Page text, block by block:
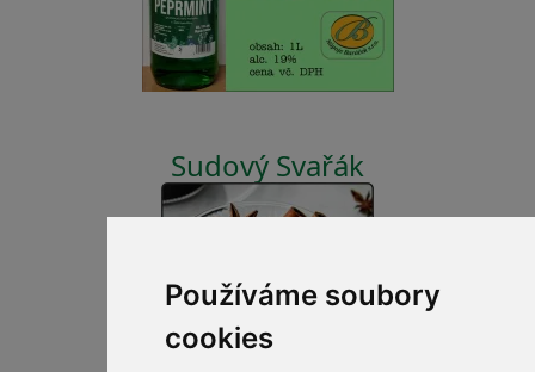
Používáme soubory
cookies
Sudový Svařák